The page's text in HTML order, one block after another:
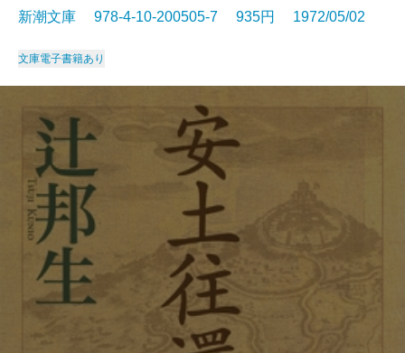
新潮文庫 978-4-10-200505-7 935円 1972/05/02
文庫電子書籍あり